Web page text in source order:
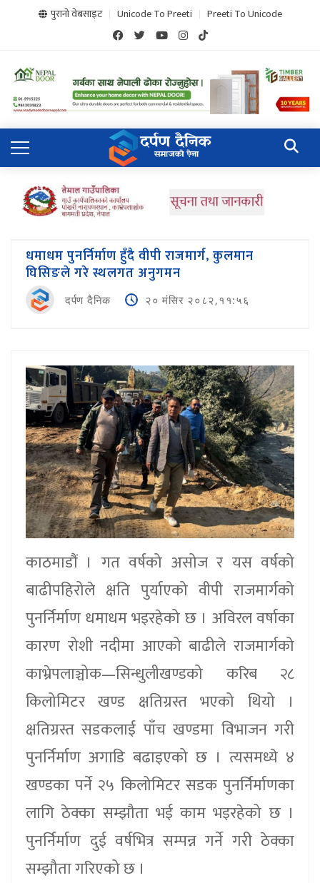
पुरानो वेबसाइट Unicode To Preeti Preeti To Unicode
धमाधम पुनर्निर्माण हुँदै वीपी राजमार्ग, कुलमान
घिसिङले गरे स्थलगत अनुगमन
दर्पण दैनिक २० मंसिर २०८२,११:५६
काठमाडौं । गत वर्षको असोज र यस वर्षको
बाढीपहिरोले क्षति पुर्याएको वीपी राजमार्गको
पुनर्निर्माण धमाधम भइरहेको छ । अविरल वर्षाका
कारण रोशी नदीमा आएको बाढीले राजमार्गको
काभ्रेपलाञ्चोक—सिन्धुलीखण्डको करिब २८
किलोमिटर खण्ड क्षतिग्रस्त भएको थियो ।
क्षतिग्रस्त सडकलाई पाँच खण्डमा विभाजन गरी
पुनर्निर्माण अगाडि बढाइएको छ । त्यसमध्ये ४
खण्डका पर्ने २५ किलोमिटर सडक पुनर्निर्माणका
लागि ठेक्का सम्झौता भई काम भइरहेको छ ।
पुनर्निर्माण दुई वर्षभित्र सम्पन्न गर्ने गरी ठेक्का
सम्झौता गरिएको छ ।